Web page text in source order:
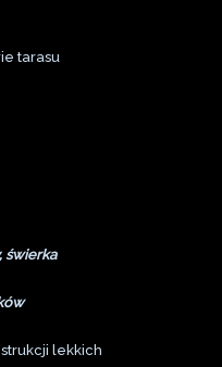
tarasu
świerka
lekkich